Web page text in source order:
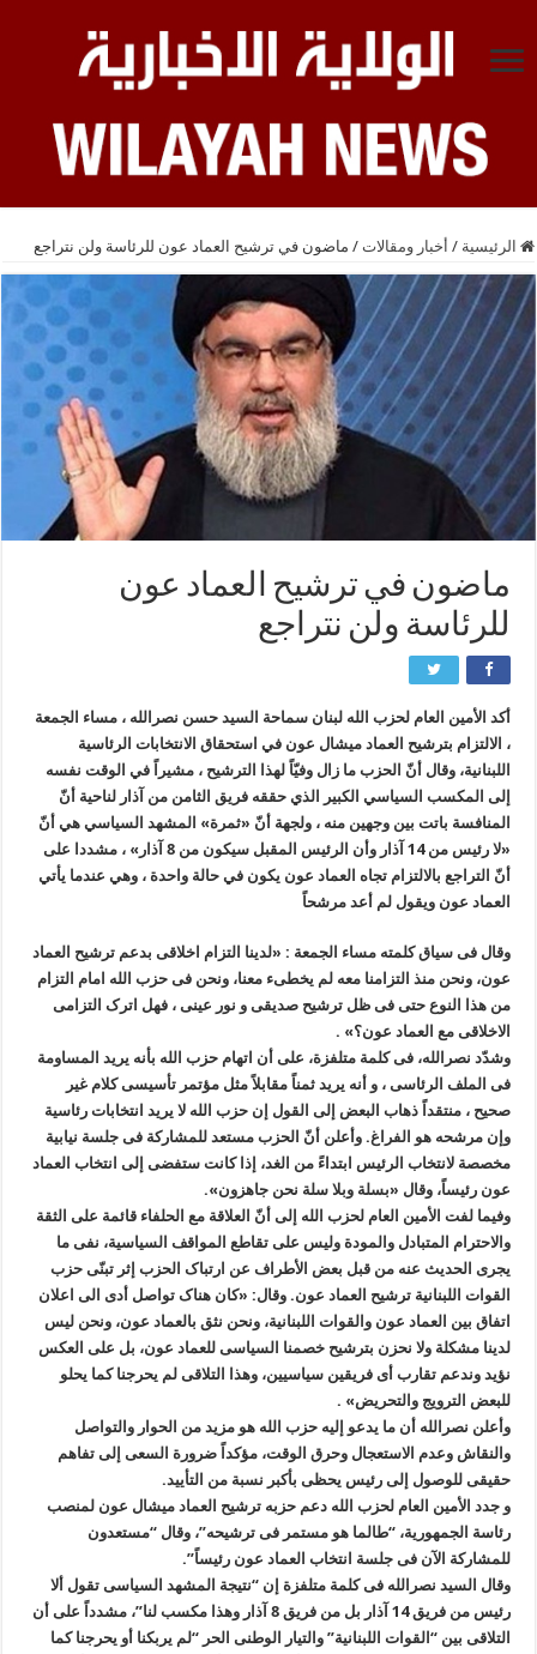
الرئيسية / أخبار ومقالات / ماضون في ترشيح العماد عون للرئاسة ولن نتراجع
ماضون في ترشيح العماد عون
للرئاسة ولن نتراجع
أكد الأمين العام لحزب الله لبنان سماحة السيد حسن نصرالله ، مساء الجمعة
، الالتزام بترشيح العماد ميشال عون في استحقاق الانتخابات الرئاسية
اللبنانية، وقال أنّ الحزب ما زال وفيّاً لهذا الترشيح ، مشيراً في الوقت نفسه
إلى المكسب السياسي الكبير الذي حققه فريق الثامن من آذار لناحية أنّ
المنافسة باتت بين وجهين منه ، ولجهة أنّ «ثمرة» المشهد السياسي هي أنّ
«لا رئيس من 14 آذار وأن الرئيس المقبل سيكون من 8 آذار» ، مشددا على
أنّ التراجع بالالتزام تجاه العماد عون يكون في حالة واحدة ، وهي عندما يأتي
العماد عون ويقول لم أعد مرشحاً
وقال فی سیاق کلمته مساء الجمعة : «لدینا التزام اخلاقی بدعم ترشیح العماد
عون، ونحن منذ التزامنا معه لم یخطىء معنا، ونحن فی حزب الله امام التزام
من هذا النوع حتى فی ظل ترشیح صدیقی و نور عینی ، فهل اترک التزامی
الاخلاقی مع العماد عون؟» .
وشدّد نصرالله، فی کلمة متلفزة، على أن اتهام حزب الله بأنه یرید المساومة
فی الملف الرئاسی ، و أنه یرید ثمناً مقابلاً مثل مؤتمر تأسیسی کلام غیر
صحیح ، منتقداً ذهاب البعض إلى القول إن حزب الله لا یرید انتخابات رئاسیة
وإن مرشحه هو الفراغ. وأعلن أنّ الحزب مستعد للمشارکة فی جلسة نیابیة
مخصصة لانتخاب الرئیس ابتداءً من الغد، إذا کانت ستفضی إلى انتخاب العماد
عون رئیساً، وقال «بسلة وبلا سلة نحن جاهزون».
وفیما لفت الأمین العام لحزب الله إلى أنّ العلاقة مع الحلفاء قائمة على الثقة
والاحترام المتبادل والمودة ولیس على تقاطع المواقف السیاسیة، نفى ما
یجری الحدیث عنه من قبل بعض الأطراف عن ارتباک الحزب إثر تبنّی حزب
القوات اللبنانیة ترشیح العماد عون. وقال: «کان هناک تواصل أدى الى اعلان
اتفاق بین العماد عون والقوات اللبنانیة، ونحن نثق بالعماد عون، ونحن لیس
لدینا مشکلة ولا نحزن بترشیح خصمنا السیاسی للعماد عون، بل على العکس
نؤید وندعم تقارب أی فریقین سیاسیین، وهذا التلاقی لم یحرجنا کما یحلو
للبعض الترویج والتحریض» .
وأعلن نصرالله أن ما یدعو إلیه حزب الله هو مزید من الحوار والتواصل
والنقاش وعدم الاستعجال وحرق الوقت، مؤکداً ضرورة السعی إلى تفاهم
حقیقی للوصول إلى رئیس یحظى بأکبر نسبة من التأیید.
و جدد الأمین العام لحزب الله دعم حزبه ترشیح العماد میشال عون لمنصب
رئاسة الجمهوریة، “طالما هو مستمر فی ترشیحه”، وقال “مستعدون
للمشارکة الآن فی جلسة انتخاب العماد عون رئیساً”.
وقال السید نصرالله فی کلمة متلفزة إن “نتیجة المشهد السیاسی تقول ألا
رئیس من فریق 14 آذار بل من فریق 8 آذار وهذا مکسب لنا”، مشدداً على أن
التلاقی بین “القوات اللبنانیة” والتیار الوطنی الحر “لم یربکنا أو یحرجنا کما